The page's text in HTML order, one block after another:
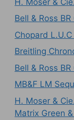
Bell & Ross
Chopard
Breitling
Bell & Ross
MB&F LM
H. Moser &
Matrix Green